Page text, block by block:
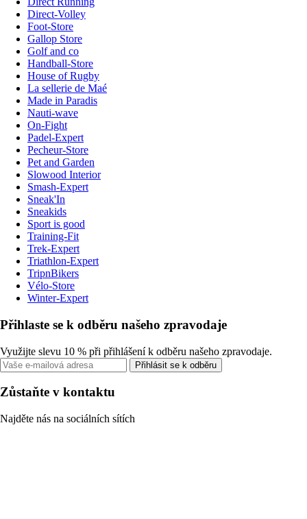
Direct-Volley
Foot-Store
Gallop Store
Golf and co
Handball-Store
House of Rugby
La sellerie de Maé
Made in Paradis
Nauti-wave
On-Fight
Padel-Expert
Pecheur-Store
Pet and Garden
Slowood Interior
Smash-Expert
Sneak'In
Sneakids
Sport is good
Training-Fit
Trek-Expert
Triathlon-Expert
TripnBikers
Vélo-Store
Winter-Expert
Přihlaste se k odběru našeho zpravodaje
Využijte slevu 10 % při přihlášení k odběru našeho zpravodaje.
Přihlásit se k odběru
Zůstaňte v kontaktu
Najděte nás na sociálních sítích